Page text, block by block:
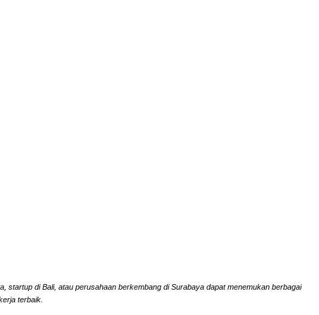
di Bali, atau perusahaan berkembang di Surabaya dapat menemukan berbagai
terbaik.